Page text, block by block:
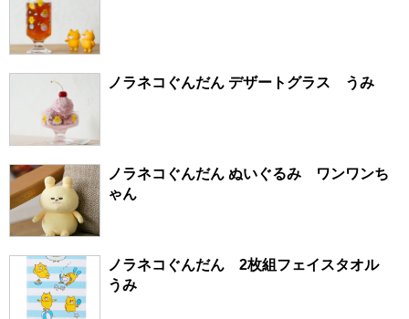
ノラネコぐんだん デザートグラス うみ
ノラネコぐんだん ぬいぐるみ ワンワンち
ゃん
ノラネコぐんだん 2枚組フェイスタオル
うみ